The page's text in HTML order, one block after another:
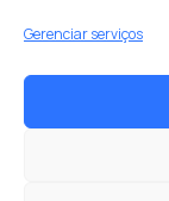
Gerenciar serviços